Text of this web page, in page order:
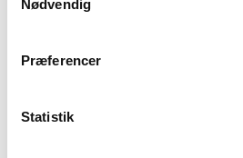
Nødvendig
Præferencer
Statistik